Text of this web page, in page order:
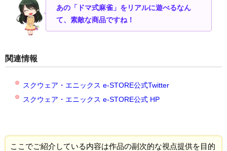
あの「ドマ式麻雀」をリアルに遊べるなん
て、素敵な商品ですね！
関連情報
スクウェア・エニックス e-STORE公式Twitter
スクウェア・エニックス e-STORE公式 HP
ここでご紹介している内容は作品の副次的な視点提供を目的